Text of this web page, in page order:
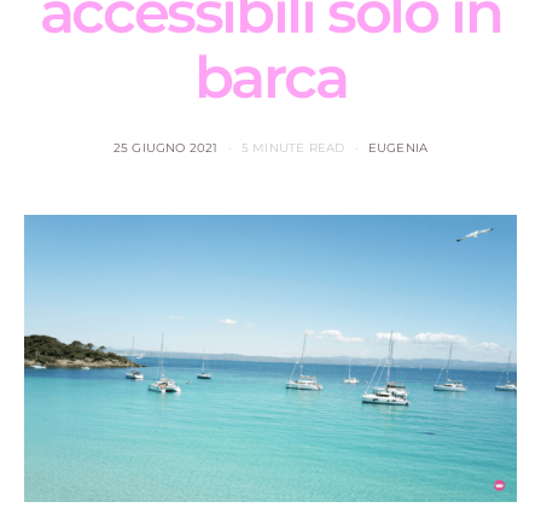
barca
25 GIUGNO 2021 5 MINUTE READ EUGENIA